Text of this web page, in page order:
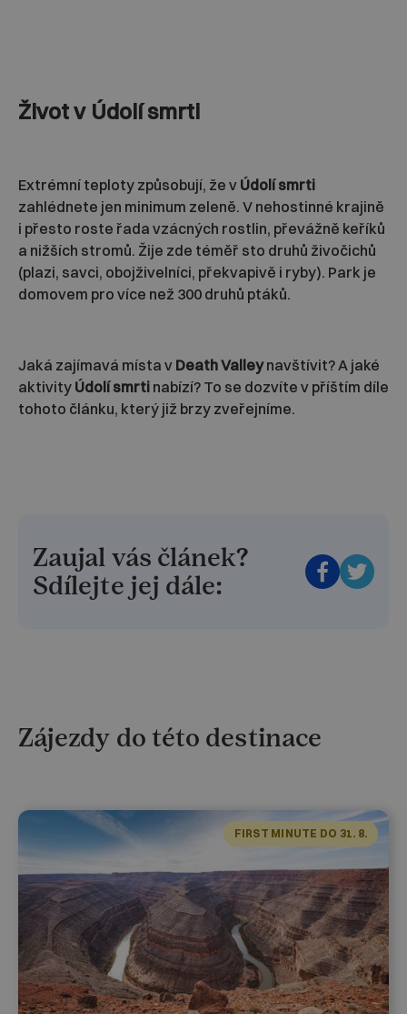
Život v Údolí smrti
Extrémní teploty způsobují, že v Údolí smrti
zahlédnete jen minimum zeleně. V nehostinné krajině
i přesto roste řada vzácných rostlin, převážně keříků
a nižších stromů. Žije zde téměř sto druhů živočichů
(plazi, savci, obojživelníci, překvapivě i ryby). Park je
domovem pro více než 300 druhů ptáků.
Jaká zajímavá místa v Death Valleynavštívit? A jaké
aktivity Údolí smrti nabízí? To se dozvíte v příštím díle
tohoto článku, který již brzy zveřejníme.
Zaujal vás článek?
Sdílejte jej dále:
Zájezdy do této destinace
FIRST MINUTE DO 31. 8.